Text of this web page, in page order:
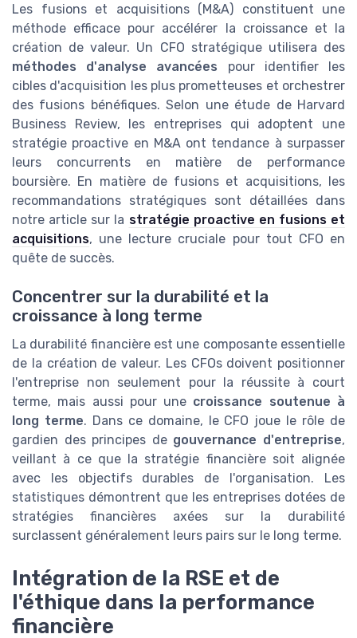
Les fusions et acquisitions (M&A) constituent une
méthode efficace pour accélérer la croissance et la
création de valeur. Un CFO stratégique utilisera des
méthodes d'analyse avancées pour identifier les
cibles d'acquisition les plus prometteuses et orchestrer
des fusions bénéfiques. Selon une étude de Harvard
Business Review, les entreprises qui adoptent une
stratégie proactive en M&A ont tendance à surpasser
leurs concurrents en matière de performance
boursière. En matière de fusions et acquisitions, les
recommandations stratégiques sont détaillées dans
notre article sur la stratégie proactive en fusions et
acquisitions, une lecture cruciale pour tout CFO en
quête de succès.
Concentrer sur la durabilité et la
croissance à long terme
La durabilité financière est une composante essentielle
de la création de valeur. Les CFOs doivent positionner
l'entreprise non seulement pour la réussite à court
terme, mais aussi pour une croissance soutenue à
long terme. Dans ce domaine, le CFO joue le rôle de
gardien des principes de gouvernance d'entreprise,
veillant à ce que la stratégie financière soit alignée
avec les objectifs durables de l'organisation. Les
statistiques démontrent que les entreprises dotées de
stratégies financières axées sur la durabilité
surclassent généralement leurs pairs sur le long terme.
Intégration de la RSE et de
l'éthique dans la performance
financière